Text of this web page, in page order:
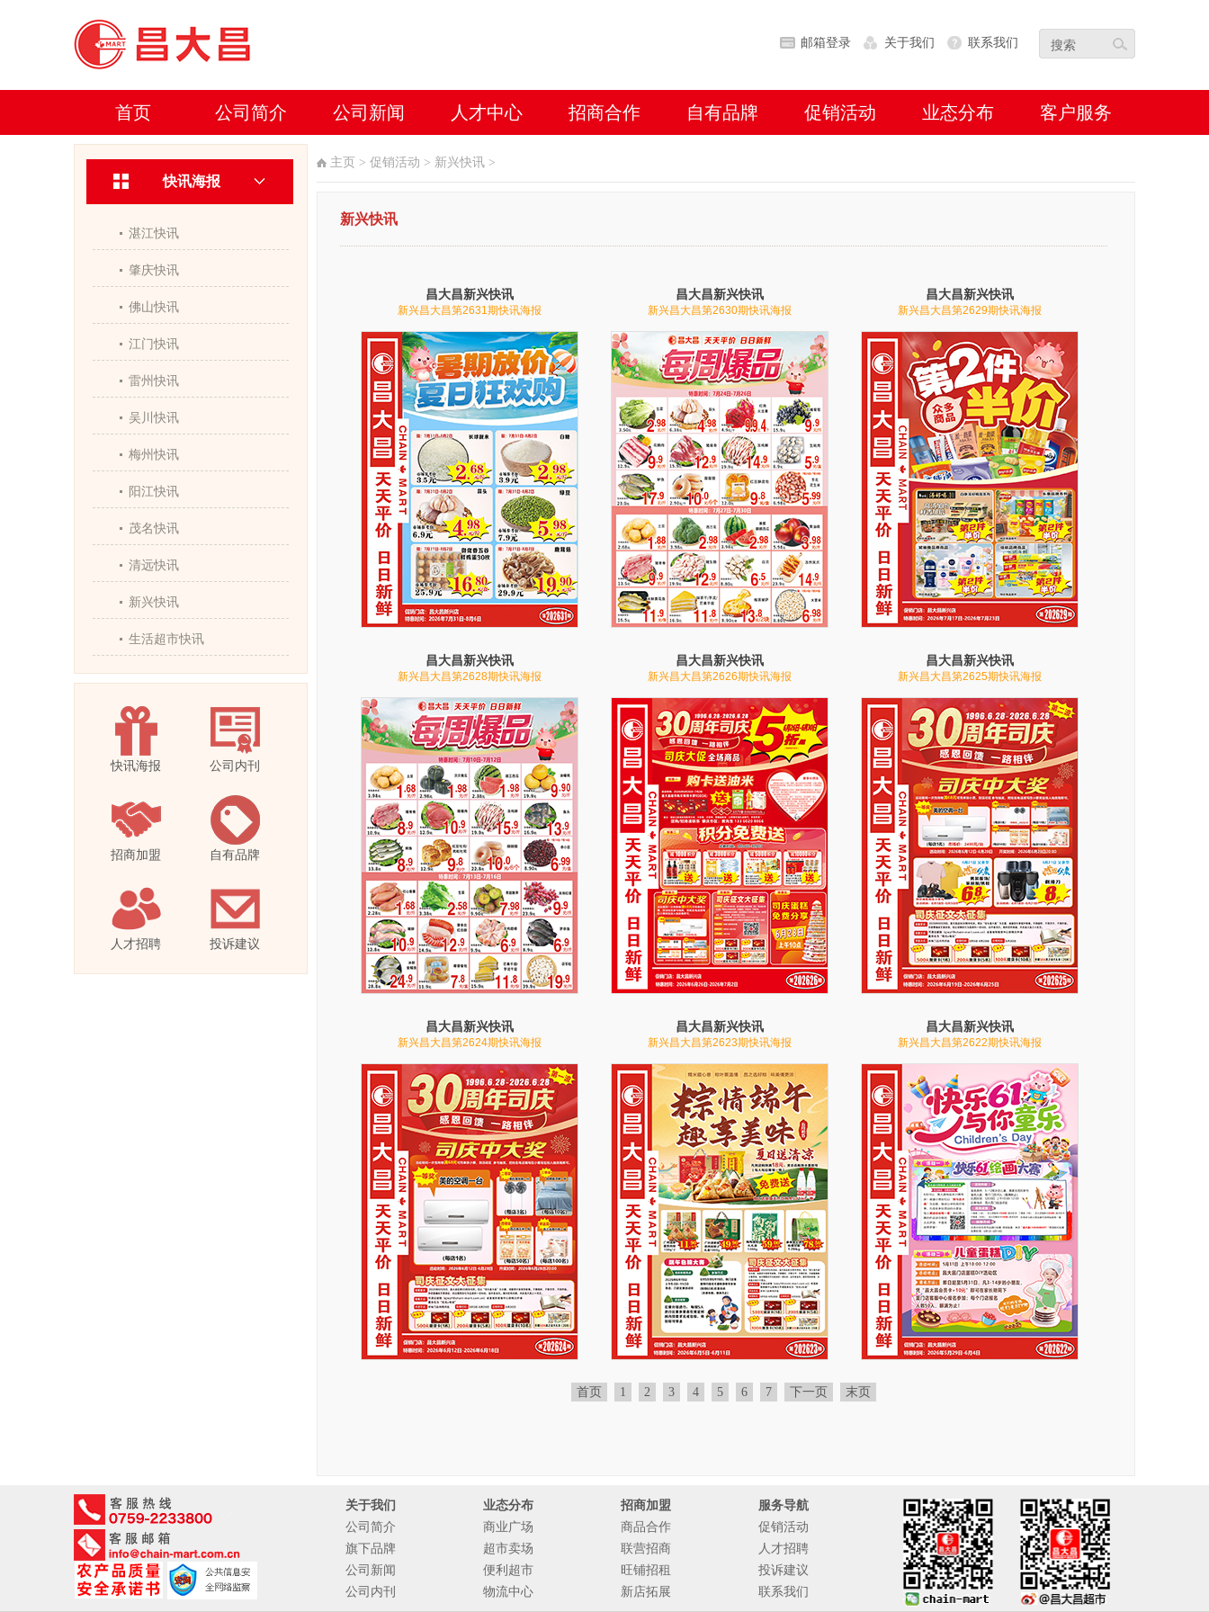
邮箱登录 关于我们 联系我们
首页 公司简介 公司新闻 人才中心 招商合作 自有品牌 促销活动 业态分布 客户服务
快讯海报
湛江快讯
肇庆快讯
佛山快讯
江门快讯
雷州快讯
吴川快讯
梅州快讯
阳江快讯
茂名快讯
清远快讯
新兴快讯
生活超市快讯
快讯海报 公司内刊
招商加盟 自有品牌
人才招聘 投诉建议
主页 > 促销活动 > 新兴快讯 >
新兴快讯
昌大昌新兴快讯
新兴昌大昌第2631期快讯海报
昌大昌新兴快讯
新兴昌大昌第2630期快讯海报
昌大昌新兴快讯
新兴昌大昌第2629期快讯海报
昌大昌新兴快讯
新兴昌大昌第2628期快讯海报
昌大昌新兴快讯
新兴昌大昌第2626期快讯海报
昌大昌新兴快讯
新兴昌大昌第2625期快讯海报
昌大昌新兴快讯
新兴昌大昌第2624期快讯海报
昌大昌新兴快讯
新兴昌大昌第2623期快讯海报
昌大昌新兴快讯
新兴昌大昌第2622期快讯海报
首页 1 2 3 4 5 6 7 下一页 末页
关于我们
公司简介
旗下品牌
公司新闻
公司内刊
业态分布
商业广场
超市卖场
便利超市
物流中心
招商加盟
商品合作
联营招商
旺铺招租
新店拓展
服务导航
促销活动
人才招聘
投诉建议
联系我们